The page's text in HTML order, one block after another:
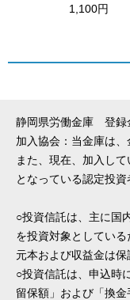
1,100円
静岡県労働金庫 登録
加入協会：当金庫は、
また、現在、加入し
となっている認定投資
○投資信託は、主に国
を投資対象としてい
元本および収益金は保
○投資信託は、申込時
留保額」および「換